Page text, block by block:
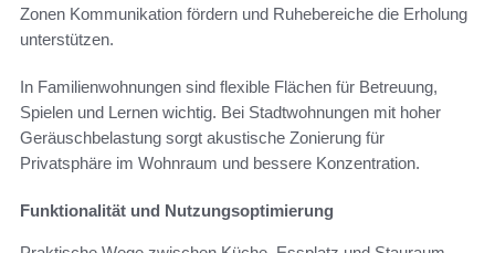
Zonen Kommunikation fördern und Ruhebereiche die Erholung
unterstützen.
In Familienwohnungen sind flexible Flächen für Betreuung,
Spielen und Lernen wichtig. Bei Stadtwohnungen mit hoher
Geräuschbelastung sorgt akustische Zonierung für
Privatsphäre im Wohnraum und bessere Konzentration.
Funktionalität und Nutzungsoptimierung